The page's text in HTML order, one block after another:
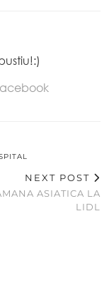
NEXT POST
ASIATICA LA
LIDL